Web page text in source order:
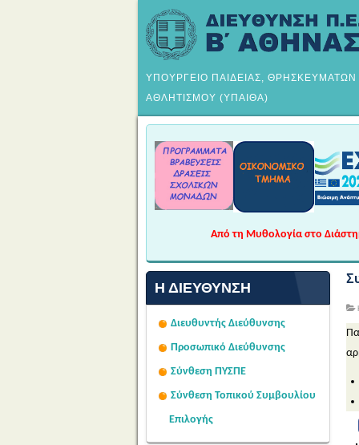
ΥΠΟΥΡΓΕΙΟ ΠΑΙΔΕΙΑΣ, ΘΡΗΣΚΕΥΜΑΤΩΝ
ΑΘΛΗΤΙΣΜΟΥ (ΥΠΑΙΘΑ)
Από τη Μυθολογία στο
Η ΔΙΕΎΘΥΝΣΗ
Διευθυντής Διεύθυνσης
Προσωπικό Διεύθυνσης
Σύνθεση ΠΥΣΠΕ
Σύνθεση Τοπικού Συμβουλίου
Επιλογής